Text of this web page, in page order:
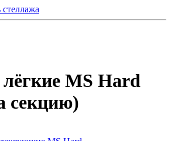
стеллажа
MS Hard
секцию)